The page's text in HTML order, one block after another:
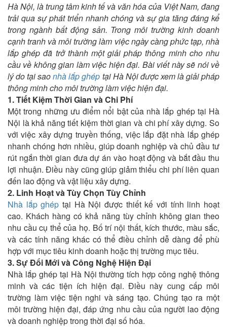
Hà Nội, là trung tâm kinh tế và văn hóa của Việt Nam, đang
trải qua sự phát triển nhanh chóng và sự gia tăng đáng kể
trong ngành bất động sản. Trong môi trường kinh doanh
cạnh tranh và môi trường làm việc ngày càng phức tạp, nhà
lắp ghép đã trở thành một giải pháp thông minh cho nhu
cầu về không gian làm việc hiện đại. Bài viết này sẽ nói về
lý do tại saonhà lắp ghép tại Hà Nội được xem là giải pháp
thông minh cho môi trường làm việc hiện đại.
1. Tiết Kiệm Thời Gian và Chi Phí
Một trong những ưu điểm nổi bật của nhà lắp ghép tại Hà
Nội là khả năng tiết kiệm thời gian và chi phí xây dựng. So
với việc xây dựng truyền thống, việc lắp đặt nhà lắp ghép
nhanh chóng hơn nhiều, giúp doanh nghiệp và chủ đầu tư
rút ngắn thời gian đưa dự án vào hoạt động và bắt đầu thu
lợi nhuận. Điều này cũng giúp giảm thiểu chi phí liên quan
đến lao động và vật liệu xây dựng.
2. Linh Hoạt và Tùy Chọn Tùy Chỉnh
Nhà lắp ghép tại Hà Nội được thiết kế với tính linh hoạt
cao. Khách hàng có khả năng tùy chỉnh không gian theo
nhu cầu cụ thể của họ. Bố trí nội thất, kích thước, màu sắc,
và các tính năng khác có thể điều chỉnh dễ dàng để phù
hợp với mục tiêu kinh doanh hoặc thị trường mục tiêu.
3. Sự Đổi Mới và Công Nghệ Hiện Đại
Nhà lắp ghép tại Hà Nội thường tích hợp công nghệ thông
minh và các tiện ích hiện đại. Điều này cung cấp môi
trường làm việc tiện nghi và sáng tạo. Chúng tạo ra một
môi trường hiện đại, đáp ứng nhu cầu của người lao động
và doanh nghiệp trong thời đại số hóa.